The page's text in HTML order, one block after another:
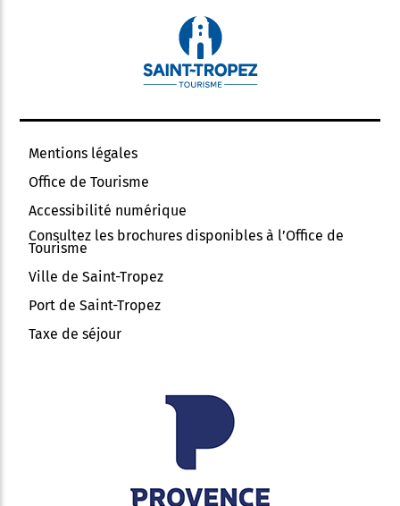
Mentions légales
Office de Tourisme
Accessibilité numérique
Consultez les brochures disponibles à l’Office de
Tourisme
Ville de Saint-Tropez
Port de Saint-Tropez
Taxe de séjour